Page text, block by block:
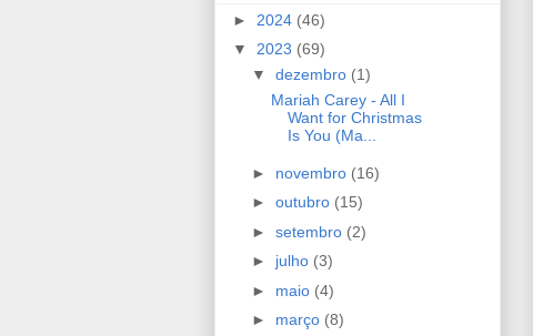
► 2024 (46)
▼ 2023 (69)
▼ dezembro (1)
Mariah Carey - All I
Want for Christmas
Is You (Ma...
► novembro (16)
► outubro (15)
► setembro (2)
► julho (3)
► maio (4)
► março (8)